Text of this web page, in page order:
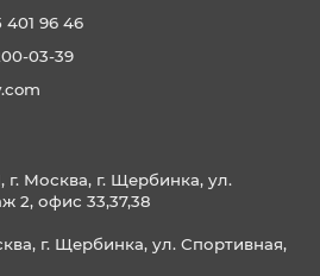
96 46
03-39
г. Москва, г. Щербинка, ул.
2, офис 33,37,38
г. Щербинка, ул. Спортивная,